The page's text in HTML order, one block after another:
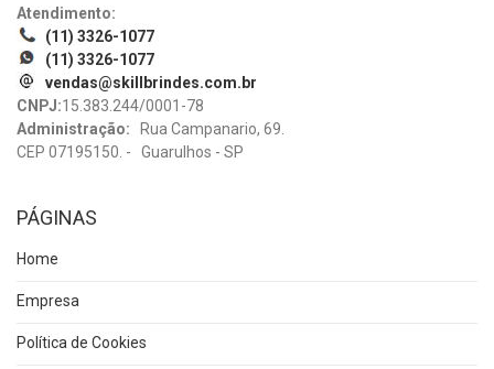
Atendimento:
(11) 3326-1077
(11) 3326-1077
vendas@skillbrindes.com.br
CNPJ:15.383.244/0001-78
Administração: Rua Campanario, 69.
CEP 07195150. - Guarulhos - SP
PÁGINAS
Home
Empresa
Política de Cookies